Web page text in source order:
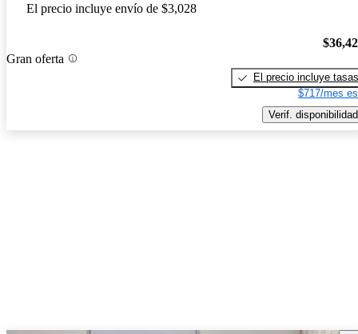
El precio incluye envío de $3,028
Gran oferta
El precio incluye tasas
$717/mes
Verif. disponibilidad